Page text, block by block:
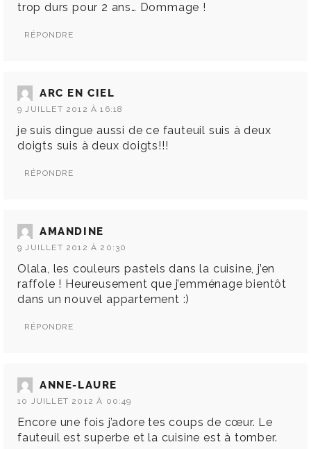
trop durs pour 2 ans… Dommage !
RÉPONDRE
ARC EN CIEL
9 JUILLET 2012 À 16:18
je suis dingue aussi de ce fauteuil suis à deux
doigts suis à deux doigts!!!
RÉPONDRE
AMANDINE
9 JUILLET 2012 À 20:30
Olala, les couleurs pastels dans la cuisine, j’en
raffole ! Heureusement que j’emménage bientôt
dans un nouvel appartement :)
RÉPONDRE
ANNE-LAURE
10 JUILLET 2012 À 00:49
Encore une fois j’adore tes coups de cœur. Le
fauteuil est superbe et la cuisine est à tomber.